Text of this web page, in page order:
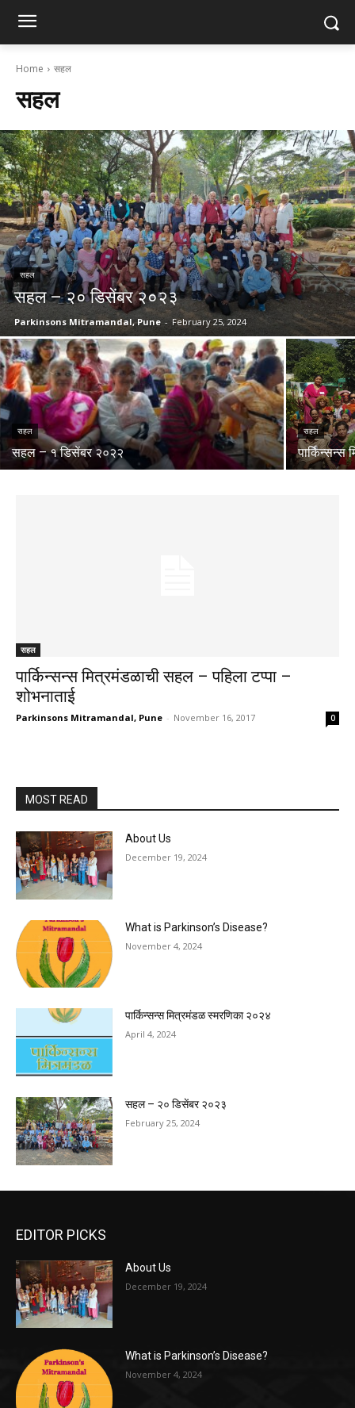
Home सहल
सहल
सहल
सहल – २० डिसेंबर २०२३
Parkinsons Mitramandal, Pune - February 25, 2024
सहल
सहल – १ डिसेंबर २०२२
सहल
सहल
पार्किन्सन्स मित्रमंडळाची सहल – पहिला टप्पा –
शोभनाताई
Parkinsons Mitramandal, Pune - November 16, 2017 0
MOST READ
About Us
December 19, 2024
What is Parkinson’s Disease?
November 4, 2024
पार्किन्सन्स मित्रमंडळ स्मरणिका २०२४
April 4, 2024
सहल – २० डिसेंबर २०२३
February 25, 2024
EDITOR PICKS
About Us
December 19, 2024
What is Parkinson’s Disease?
November 4, 2024